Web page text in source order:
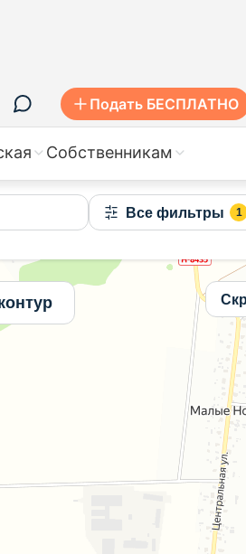
Подать БЕСПЛАТНО
Собственникам
Все фильтры 1